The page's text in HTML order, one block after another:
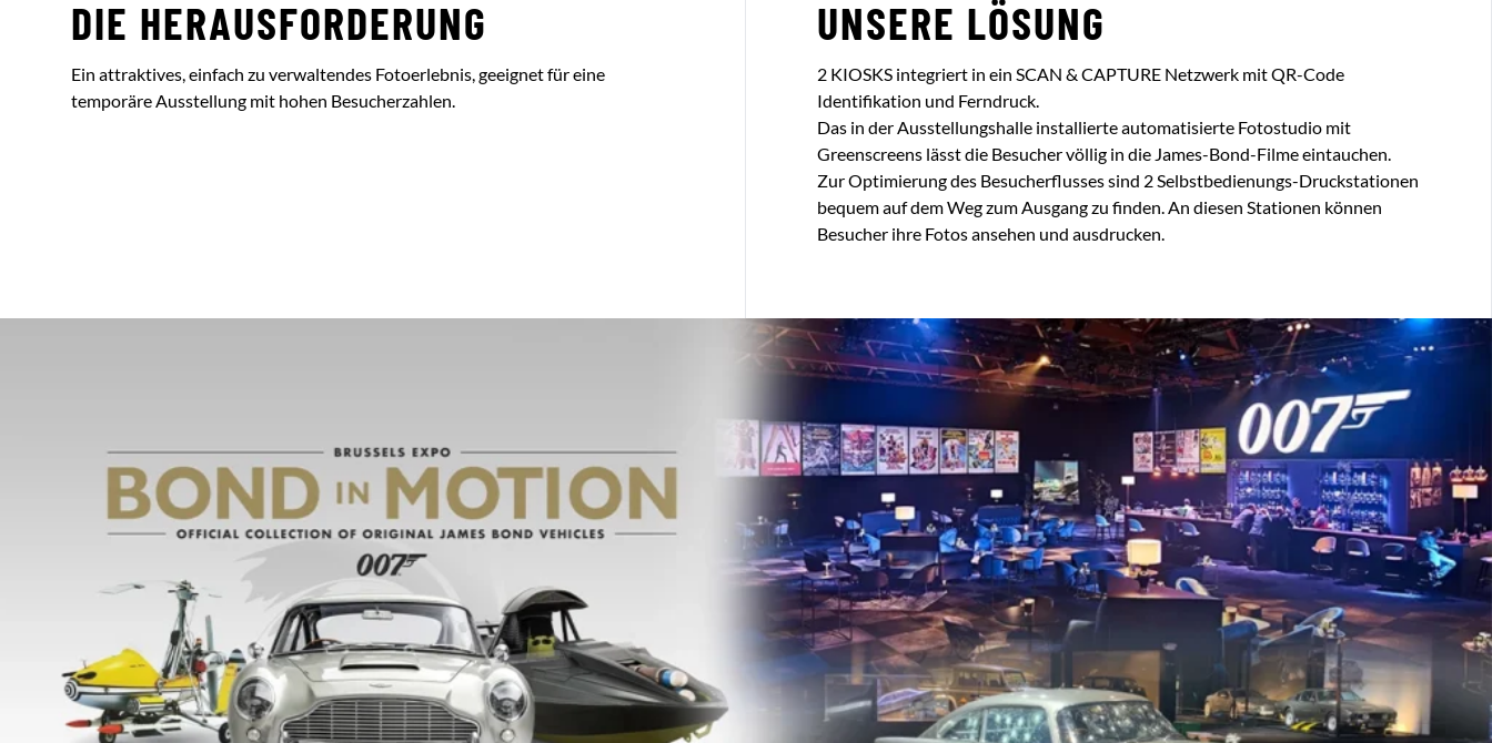
DIE HERAUSFORDERUNG
Ein attraktives, einfach zu verwaltendes Fotoerlebnis, geeignet für eine
temporäre Ausstellung mit hohen Besucherzahlen.
UNSERE LÖSUNG
2 KIOSKS integriert in ein SCAN & CAPTURE Netzwerk mit QR-Code
Identifikation und Ferndruck.
Das in der Ausstellungshalle installierte automatisierte Fotostudio mit
Greenscreens lässt die Besucher völlig in die James-Bond-Filme eintauchen.
Zur Optimierung des Besucherflusses sind 2 Selbstbedienungs-Druckstationen
bequem auf dem Weg zum Ausgang zu finden. An diesen Stationen können
Besucher ihre Fotos ansehen und ausdrucken.